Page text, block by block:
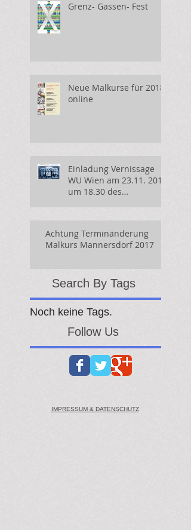
Grenz- Gassen- Fest
Neue Malkurse für 2018
online
Einladung Vernissage
WU Wien am 23.11. 2017
um 18.30 des
Achtung Terminänderung
Malkurs Mannersdorf 2017
Search By Tags
Noch keine Tags.
Follow Us
IMPRESSUM & DATENSCHUTZ